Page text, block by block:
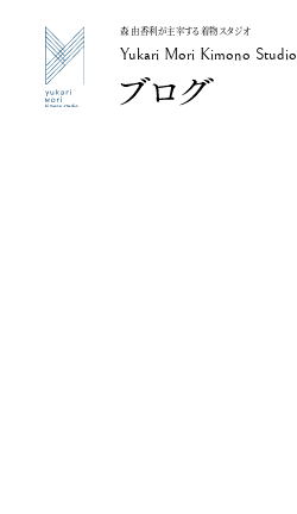
Yukari Mori Kimono Studio
森 由香利が主宰する着物スタジオ
Yukari Mori Kimono Studio